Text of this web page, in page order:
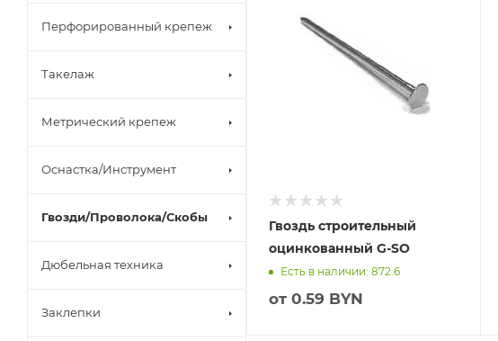
Гвоздь строительный
оцинкованный G-SO
Есть в наличии: 872.6
от 0.59 BYN
Перфорированный крепеж
Такелаж
Метрический крепеж
Оснастка/Инструмент
Гвозди/Проволока/Скобы
Дюбельная техника
Заклепки